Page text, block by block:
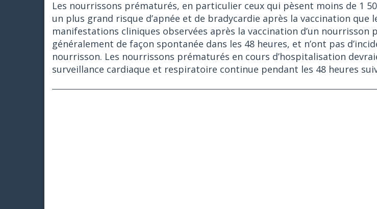
Les nourrissons prématurés, en particulier ceux qui pèsent moins de 1
un plus grand risque d’apnée et de bradycardie après la vaccination que
manifestations cliniques observées après la vaccination d’un nourrisson
généralement de façon spontanée dans les 48 heures, et n’ont pas
nourrisson. Les nourrissons prématurés en cours d’hospitalisation
surveillance cardiaque et respiratoire continue pendant les 48 heures